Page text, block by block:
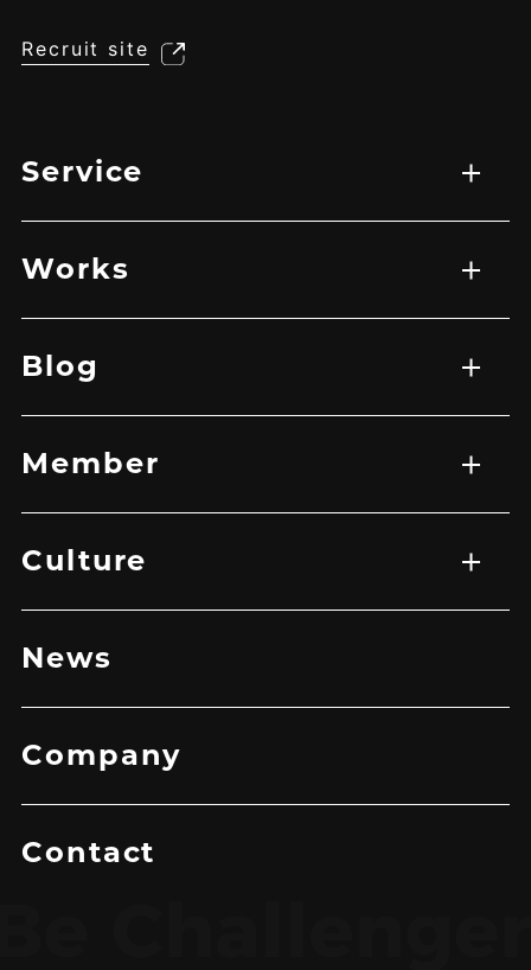
Recruit site
Service
サービス一覧
WEB制作
映像制作
広告マーケティング戦略
アプリ開発
Works
実績一覧
EC
HP
LP
グラフィック
その他
バナー
映像
Blog
記事一覧
Member
メンバー一覧
Culture
トップ
企業理念
メッセージ
News
Company
Contact